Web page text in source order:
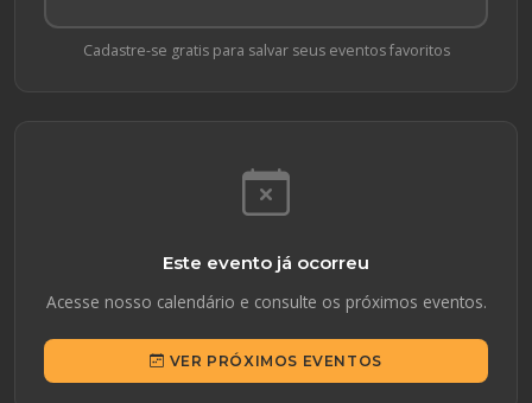
Cadastre-se gratis para salvar seus eventos favoritos
Este evento já ocorreu
Acesse nosso calendário e consulte os próximos eventos.
VER PRÓXIMOS EVENTOS